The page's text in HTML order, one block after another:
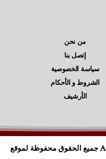
من نحن
إتصل بنا
سياسة الخصوصية
الشروط و الأحكام
الأرشيف